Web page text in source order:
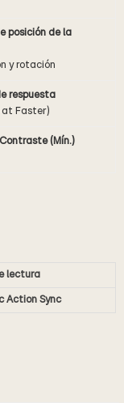
posición de la
y rotación
respuesta
at Faster)
(Mín.)
lectura
Action Sync